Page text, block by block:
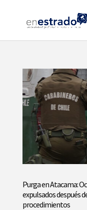
Purga en Atacama:
expulsados después
procedimientos